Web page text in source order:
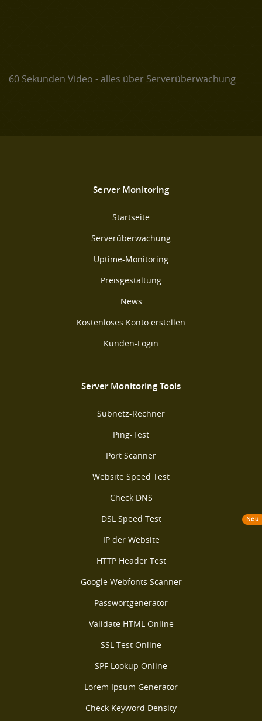
60 Sekunden Video - alles über Serverüberwachung
Server Monitoring
Startseite
Serverüberwachung
Uptime-Monitoring
Preisgestaltung
News
Kostenloses Konto erstellen
Kunden-Login
Server Monitoring Tools
Subnetz-Rechner
Ping-Test
Port Scanner
Website Speed Test
Check DNS
DSL Speed Test
Neu
IP der Website
HTTP Header Test
Google Webfonts Scanner
Passwortgenerator
Validate HTML Online
SSL Test Online
SPF Lookup Online
Lorem Ipsum Generator
Check Keyword Density